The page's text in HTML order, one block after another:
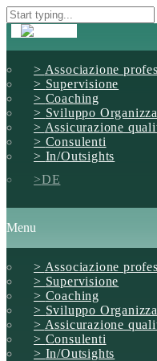
Associazione
Supervisione
Coaching
Sviluppo
Assicurazione
Consulenti
In/Outsights
DE
Menu
Associazione
Supervisione
Coaching
Sviluppo
Assicurazione
Consulenti
In/Outsights